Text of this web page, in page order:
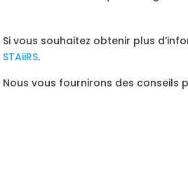
Si vous souhaitez obtenir plus
STAiiRS.
Nous vous fournirons des conseils